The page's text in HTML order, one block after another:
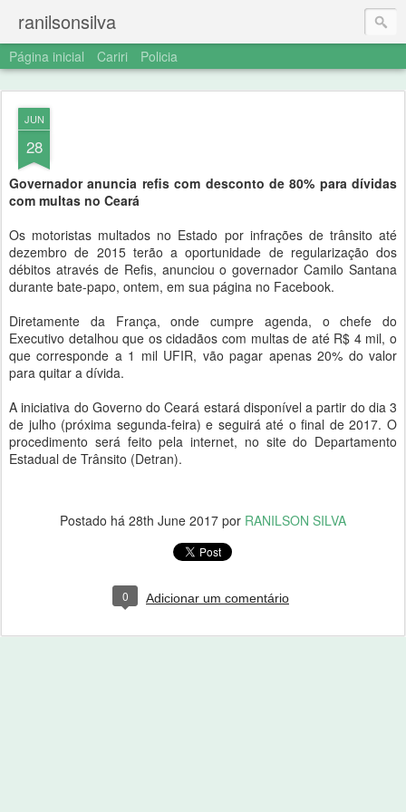
ranilsonsilva
Página inicial Cariri Policia
JUN
28
Governador anuncia refis com desconto de 80% para dívidas
com multas no Ceará
Os motoristas multados no Estado por infrações de trânsito até
dezembro de 2015 terão a oportunidade de regularização dos
débitos através de Refis, anunciou o governador Camilo Santana
durante bate-papo, ontem, em sua página no Facebook.
Diretamente da França, onde cumpre agenda, o chefe do
Executivo detalhou que os cidadãos com multas de até R$ 4 mil, o
que corresponde a 1 mil UFIR, vão pagar apenas 20% do valor
para quitar a dívida.
A iniciativa do Governo do Ceará estará disponível a partir do dia 3
de julho (próxima segunda-feira) e seguirá até o final de 2017. O
procedimento será feito pela internet, no site do Departamento
Estadual de Trânsito (Detran).
Postado há 28th June 2017 por RANILSON SILVA
0 Adicionar um comentário